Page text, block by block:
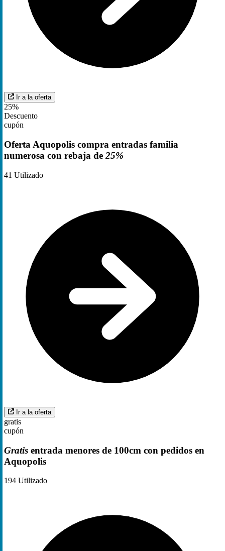
Ir a la oferta
25%
Descuento
cupón
Oferta Aquopolis compra entradas familia
numerosa con rebaja de 25%
41 Utilizado
Ir a la oferta
gratis
cupón
Gratis entrada menores de 100cm con pedidos en
Aquopolis
194 Utilizado